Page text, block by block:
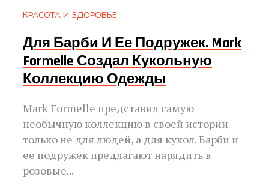
КРАСОТА И ЗДОРОВЬЕ
Для Барби И Ее Подружек. Mark
Formelle Создал Кукольную
Коллекцию Одежды
Mark Formelle представил самую
необычную коллекцию в своей истории –
только не для людей, а для кукол. Барби и
ее подружек предлагают нарядить в
розовые...